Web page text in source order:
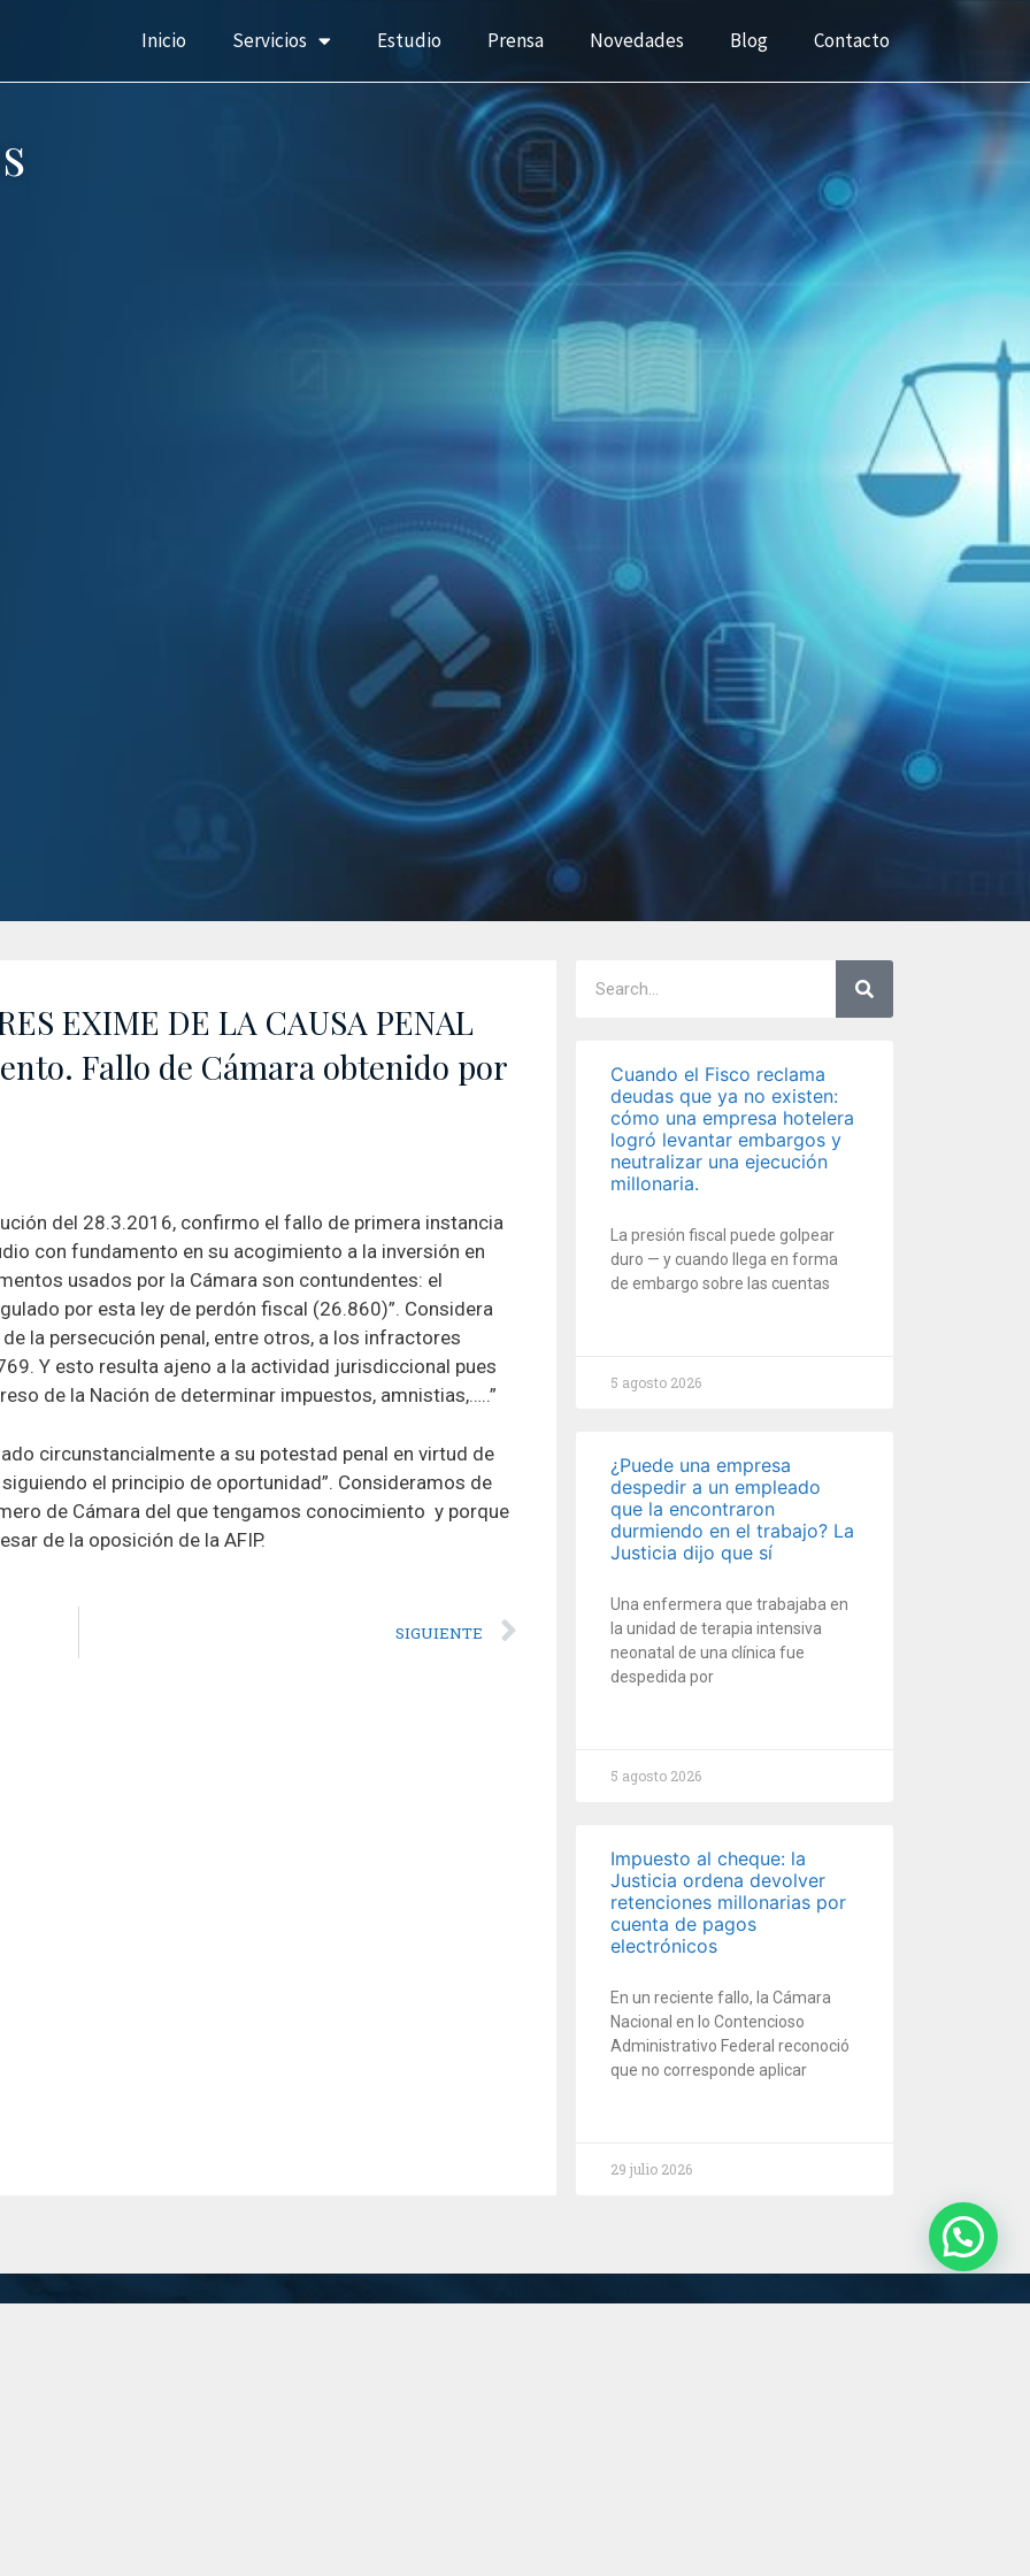
Inicio Servicios Estudio Prensa Novedades Blog Contacto
EXIME DE LA CAUSA PENAL
Fallo de Cámara obtenido por
del 28.3.2016, confirmo el fallo de primera instancia
con fundamento en su acogimiento a la inversión en
usados por la Cámara son contundentes: el
por esta ley de perdón fiscal (26.860)”. Considera
la persecución penal, entre otros, a los infractores
Y esto resulta ajeno a la actividad jurisdiccional pues
de la Nación de determinar impuestos, amnistias,…..”
circunstancialmente a su potestad penal en virtud de
el principio de oportunidad”. Consideramos de
de Cámara del que tengamos conocimiento y porque
de la oposición de la AFIP.
SIGUIENTE
Cuando el Fisco reclama
deudas que ya no existen:
cómo una empresa hotelera
logró levantar embargos y
neutralizar una ejecución
millonaria.
La presión fiscal puede golpear
duro — y cuando llega en forma
de embargo sobre las cuentas
5 agosto 2026
¿Puede una empresa
despedir a un empleado
que la encontraron
durmiendo en el trabajo? La
Justicia dijo que sí
Una enfermera que trabajaba en
la unidad de terapia intensiva
neonatal de una clínica fue
despedida por
5 agosto 2026
Impuesto al cheque: la
Justicia ordena devolver
retenciones millonarias por
cuenta de pagos
electrónicos
En un reciente fallo, la Cámara
Nacional en lo Contencioso
Administrativo Federal reconoció
que no corresponde aplicar
29 julio 2026